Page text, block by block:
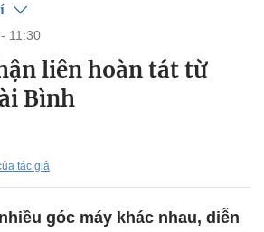
11:30
liên hoàn tát từ
Bình
tác giả
góc máy khác nhau, diễn